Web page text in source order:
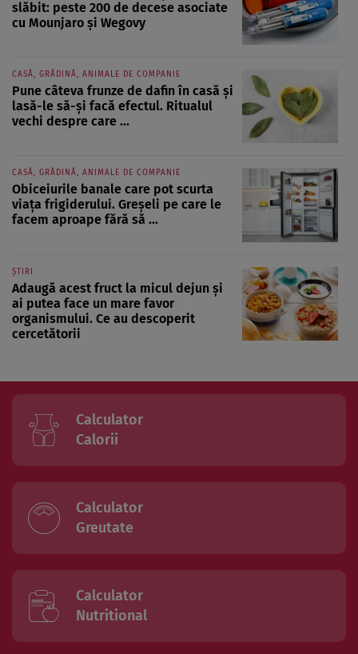
slăbit: peste 200 de decese asociate
cu Mounjaro și Wegovy
CASĂ, GRĂDINĂ, ANIMALE DE COMPANIE
Pune câteva frunze de dafin în casă și
lasă-le să-și facă efectul. Ritualul
vechi despre care ...
CASĂ, GRĂDINĂ, ANIMALE DE COMPANIE
Obiceiurile banale care pot scurta
viața frigiderului. Greșeli pe care le
facem aproape fără să ...
ȘTIRI
Adaugă acest fruct la micul dejun și
ai putea face un mare favor
organismului. Ce au descoperit
cercetătorii
Calculator
Calorii
Calculator
Greutate
Calculator
Nutritional